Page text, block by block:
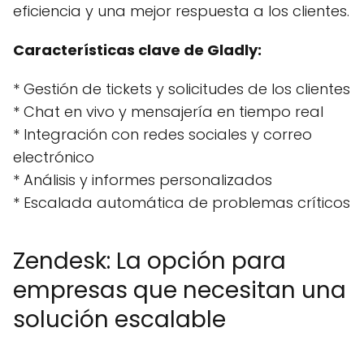
eficiencia y una mejor respuesta a los clientes.
Características clave de Gladly:
* Gestión de tickets y solicitudes de los clientes
* Chat en vivo y mensajería en tiempo real
* Integración con redes sociales y correo
electrónico
* Análisis y informes personalizados
* Escalada automática de problemas críticos
Zendesk: La opción para
empresas que necesitan una
solución escalable